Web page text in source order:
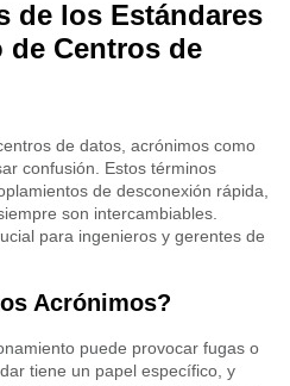
de los Estándares
de Centros de
de datos, acrónimos como
confusión. Estos términos
de desconexión rápida,
son intercambiables.
para ingenieros y gerentes de
Acrónimos?
puede provocar fugas o
tiene un papel específico, y